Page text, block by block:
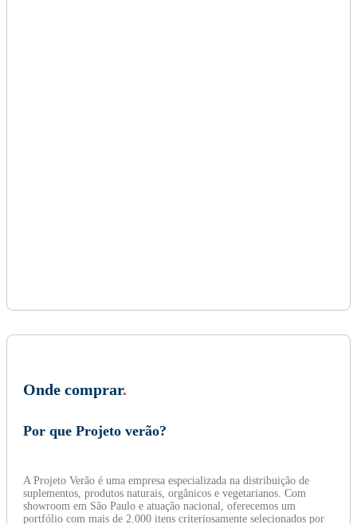
Onde comprar.
Por que Projeto verão?
A Projeto Verão é uma empresa especializada na distribuição de
suplementos, produtos naturais, orgânicos e vegetarianos. Com
showroom em São Paulo e atuação nacional, oferecemos um
portfólio com mais de 2.000 itens criteriosamente selecionados por